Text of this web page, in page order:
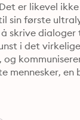
er likevel
første
skrive
i det
mennesker,